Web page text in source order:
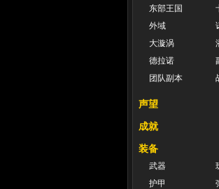
东部王国
外域
大漩涡
德拉诺
团队副本
声望
成就
装备
武器
护甲